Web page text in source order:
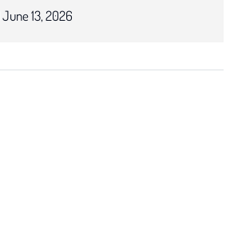
June 13, 2026